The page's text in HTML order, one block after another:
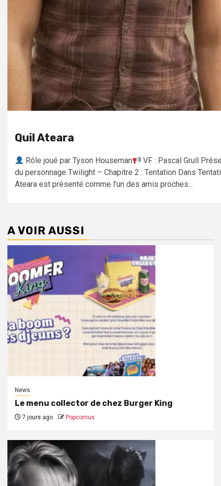
Quil Ateara
Rôle joué par Tyson Houseman
VF : Pascal Grull
du personnage Twilight – Chapitre 2 : Tentation Dans
Ateara est présenté comme l’un des amis proches...
A VOIR AUSSI
News
Le menu collector de chez Burger King
7 jours ago Popcornus